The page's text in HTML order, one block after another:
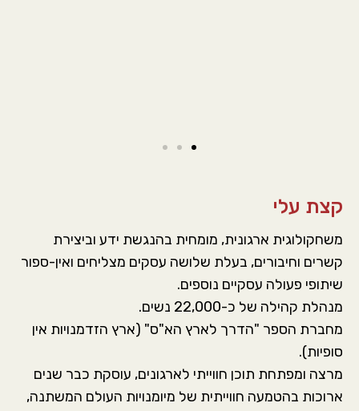
קצת עלי
משחקולוגית ארגונית, מומחית בהנגשת ידע וביצירת
קשרים וחיבורים, בעלת שלושה עסקים מצליחים ואין-ספור
שיתופי פעולה עסקיים נוספים.
מנהלת קהילה של כ-22,000 נשים.
מחברת הספר "הדרך לארץ הא"ס" (ארץ הזדמנויות אין
סופיות).
מרצה ומפתחת תוכן חווייתי לארגונים, עוסקת כבר שנים
ארוכות בהטמעה חווייתית של מיומנויות העולם המשתנה,